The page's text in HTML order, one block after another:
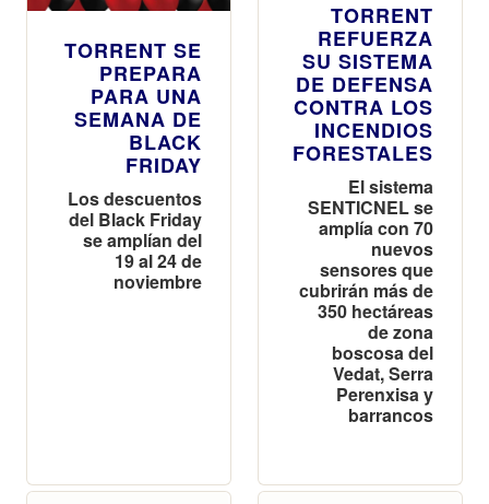
TORRENT SE
PREPARA
PARA UNA
SEMANA DE
BLACK
FRIDAY
Los descuentos
del Black Friday
se amplían del
19 al 24 de
noviembre
TORRENT
REFUERZA
SU SISTEMA
DE DEFENSA
CONTRA LOS
INCENDIOS
FORESTALES
El sistema
SENTICNEL se
amplía con 70
nuevos
sensores que
cubrirán más de
350 hectáreas
de zona
boscosa del
Vedat, Serra
Perenxisa y
barrancos